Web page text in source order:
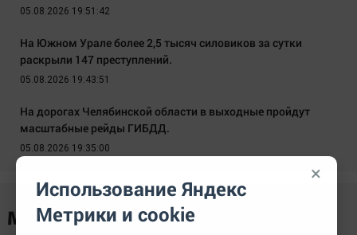
05.08.2026 19:51:42
На Южном Урале более 2,5 тысяч силовиков за сутки
раскрыли 147 преступлений.
05.08.2026 19:43:51
На дорогах Челябинской области в выходные пройдут
масштабные рейды ГИБДД.
05.08.2026 19:35:00
×
Использование Яндекс
Метрики и cookie